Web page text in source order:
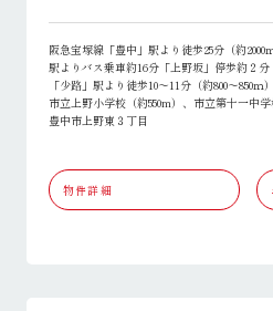
阪急宝塚線「豊中」駅より徒歩25分（約2000
駅よりバス乗車約16分「上野坂」停歩約２
「少路」駅より徒歩10～11分（約800～850ｍ）
市立上野小学校（約550m）、市立第十一中学
豊中市上野東３丁目
物件詳細